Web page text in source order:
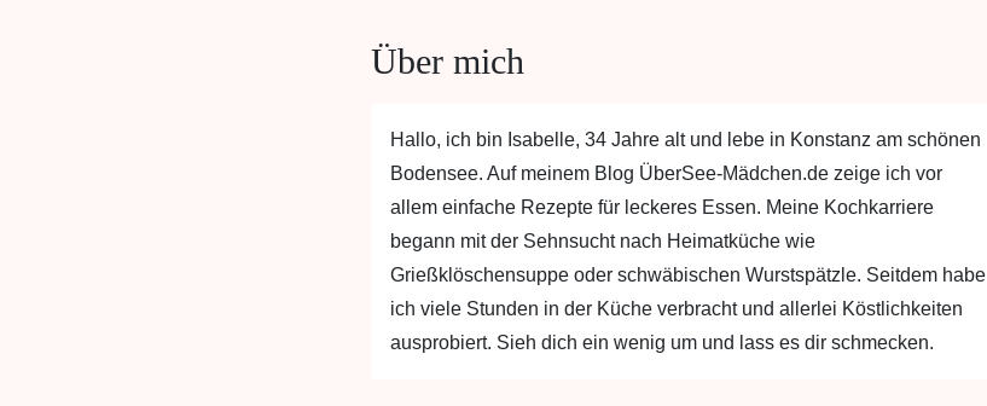
Über mich
Hallo, ich bin Isabelle, 34 Jahre alt und lebe in Konstanz am schönen
Bodensee. Auf meinem Blog ÜberSee-Mädchen.de zeige ich vor
allem einfache Rezepte für leckeres Essen. Meine Kochkarriere
begann mit der Sehnsucht nach Heimatküche wie
Grießklöschensuppe oder schwäbischen Wurstspätzle. Seitdem habe
ich viele Stunden in der Küche verbracht und allerlei Köstlichkeiten
ausprobiert. Sieh dich ein wenig um und lass es dir schmecken.